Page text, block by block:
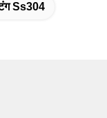
Ss304